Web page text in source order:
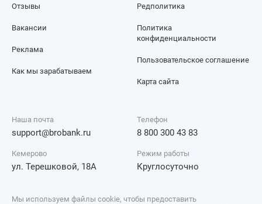
Отзывы Редполитика
Вакансии
Реклама
Как мы зарабатываем
Политика
конфиденциальности
Пользовательское соглашение
Карта сайта
Наша почта
support@brobank.ru
Телефон
8 800 300 43 83
Кемерово
ул. Терешковой, 18А
Режим работы
Круглосуточно
Мы используем файлы cookie, чтобы предоставить